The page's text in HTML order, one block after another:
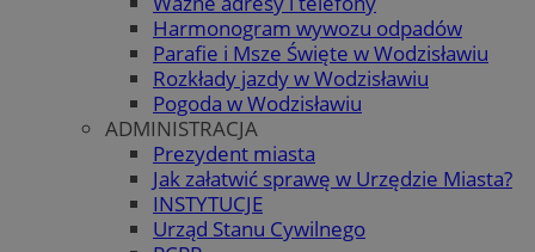
Harmonogram wywozu odpadów
Parafie i Msze Święte w Wodzisławiu
Rozkłady jazdy w Wodzisławiu
Pogoda w Wodzisławiu
ADMINISTRACJA
Prezydent miasta
Jak załatwić sprawę w Urzędzie Miasta?
INSTYTUCJE
Urząd Stanu Cywilnego